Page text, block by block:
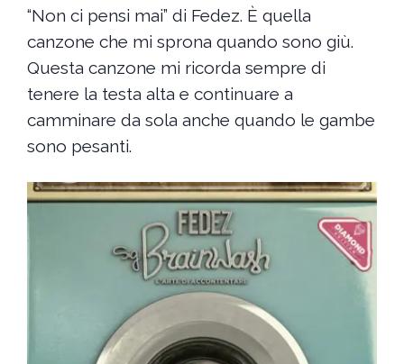
“Non ci pensi mai” di Fedez. È quella
canzone che mi sprona quando sono giù.
Questa canzone mi ricorda sempre di
tenere la testa alta e continuare a
camminare da sola anche quando le gambe
sono pesanti.